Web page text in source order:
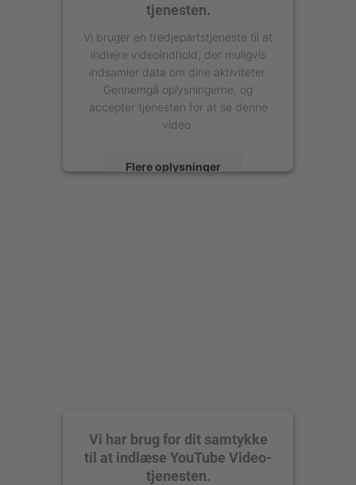
tjenesten.
Vi bruger en tredjepartstjeneste til at
indlejre videoindhold, der muligvis
indsamler data om dine aktiviteter.
Gennemgå oplysningerne, og
accepter tjenesten for at se denne
video.
Flere oplysninger
Vi har brug for dit samtykke
til at indlæse YouTube Video-
tjenesten.